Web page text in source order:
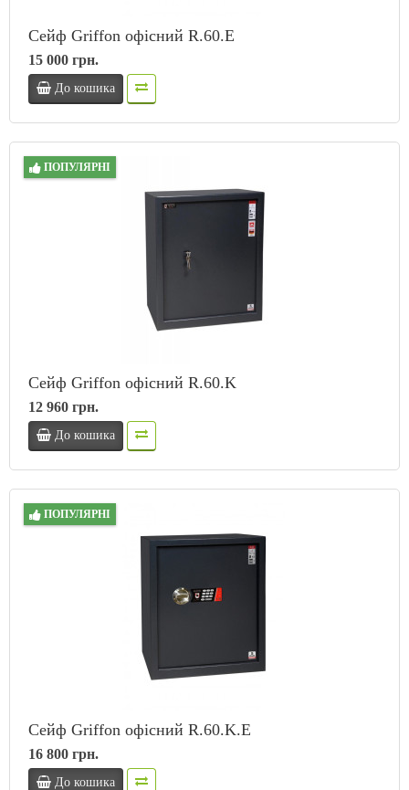
Сейф Griffon офісний R.60.E
15 000 грн.
До кошика
ПОПУЛЯРНІ
Сейф Griffon офісний R.60.K
12 960 грн.
До кошика
ПОПУЛЯРНІ
Сейф Griffon офісний R.60.K.E
16 800 грн.
До кошика